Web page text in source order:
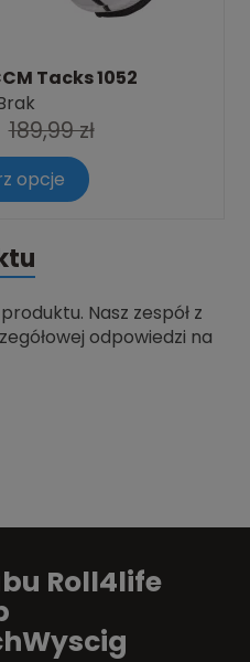
Tacks 1052
189,99 zł
opcje
Nasz zespół z
odpowiedzi na
Roll4life